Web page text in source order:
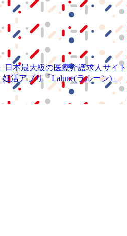
日本最大級の医療介護求人サイト
妊活アプリ「Lalune(ラルーン)」